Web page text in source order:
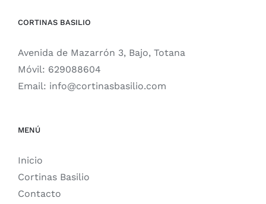
CORTINAS BASILIO
Avenida de Mazarrón 3, Bajo, Totana
Móvil: 629088604
Email: info@cortinasbasilio.com
MENÚ
Inicio
Cortinas Basilio
Contacto